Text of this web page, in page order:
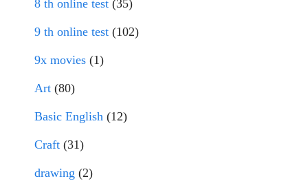
8 th online test (35)
9 th online test (102)
9x movies (1)
Art (80)
Basic English (12)
Craft (31)
drawing (2)